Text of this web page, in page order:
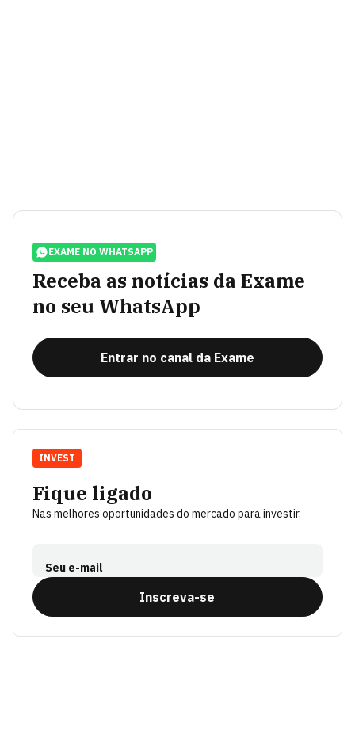
EXAME NO WHATSAPP
Receba as notícias da Exame
no seu WhatsApp
Entrar no canal da Exame
Fique ligado
Nas melhores oportunidades do mercado para investir.
Seu e-mail
Inscreva-se
INVEST